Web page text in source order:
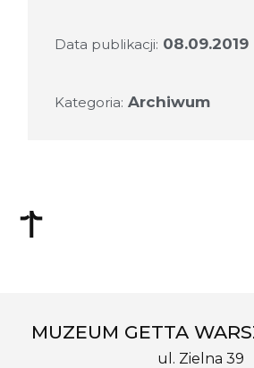
Data publikacji: 08.09.2019
Kategoria: Archiwum
MUZEUM GETTA
ul. Zielna 39